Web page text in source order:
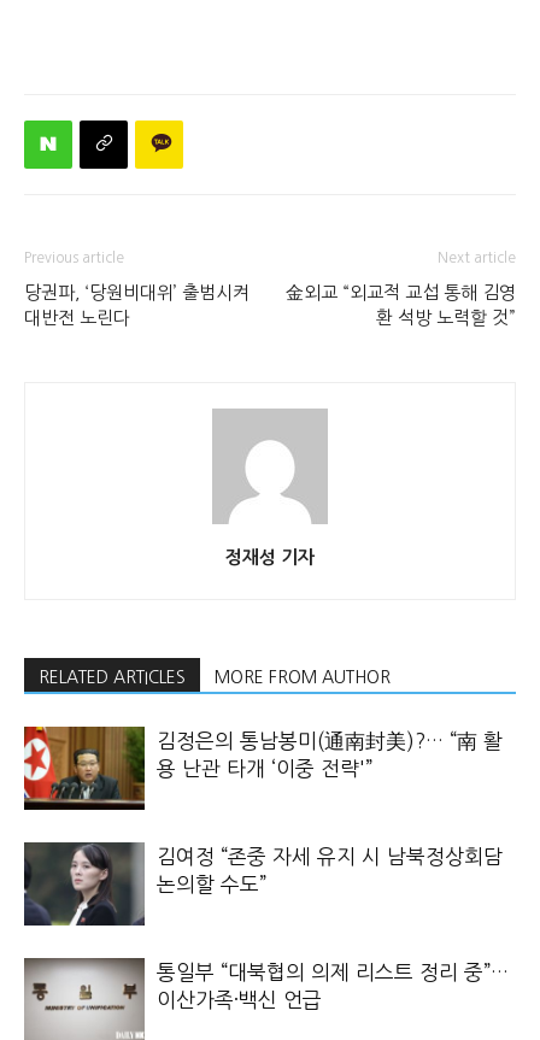
Previous article
당권파, ‘당원비대위’ 출범시켜
대반전 노린다
Next article
金외교 “외교적 교섭 통해 김영
환 석방 노력할 것”
정재성 기자
RELATED ARTICLES MORE FROM AUTHOR
김정은의 통남봉미(通南封美)?… “南 활
용 난관 타개 ‘이중 전략'”
김여정 “존중 자세 유지 시 남북정상회담
논의할 수도”
통일부 “대북협의 의제 리스트 정리 중”…
이산가족·백신 언급